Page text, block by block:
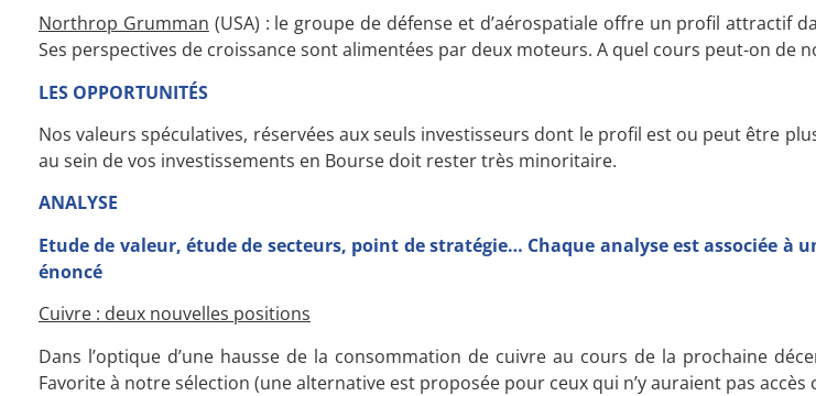
Northrop Grumman (USA) : le groupe de défense et d’aérospatiale offre un profil attractif
Ses perspectives de croissance sont alimentées par deux moteurs. A quel cours peut-on de
LES OPPORTUNITÉS
Nos valeurs spéculatives, réservées aux seuls investisseurs dont le profil est ou peut être
au sein de vos investissements en Bourse doit rester très minoritaire.
ANALYSE
Etude de valeur, étude de secteurs, point de stratégie… Chaque analyse est associée à
énoncé
Cuivre : deux nouvelles positions
Dans l’optique d’une hausse de la consommation de cuivre au cours de la prochaine
Favorite à notre sélection (une alternative est proposée pour ceux qui n’y auraient pas